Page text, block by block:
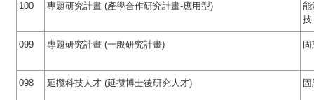
100 專題研究計畫 (產學合作研究計畫-應用型)
能
技
099 專題研究計畫 (一般研究計畫)
098 延攬科技人才 (延攬博士後研究人才)